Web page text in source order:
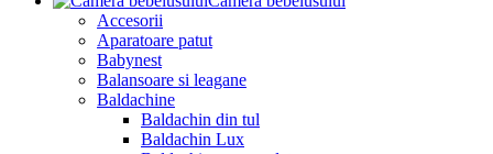
Accesorii
Aparatoare patut
Babynest
Balansoare si leagane
Baldachine
Baldachin din tul
Baldachin Lux